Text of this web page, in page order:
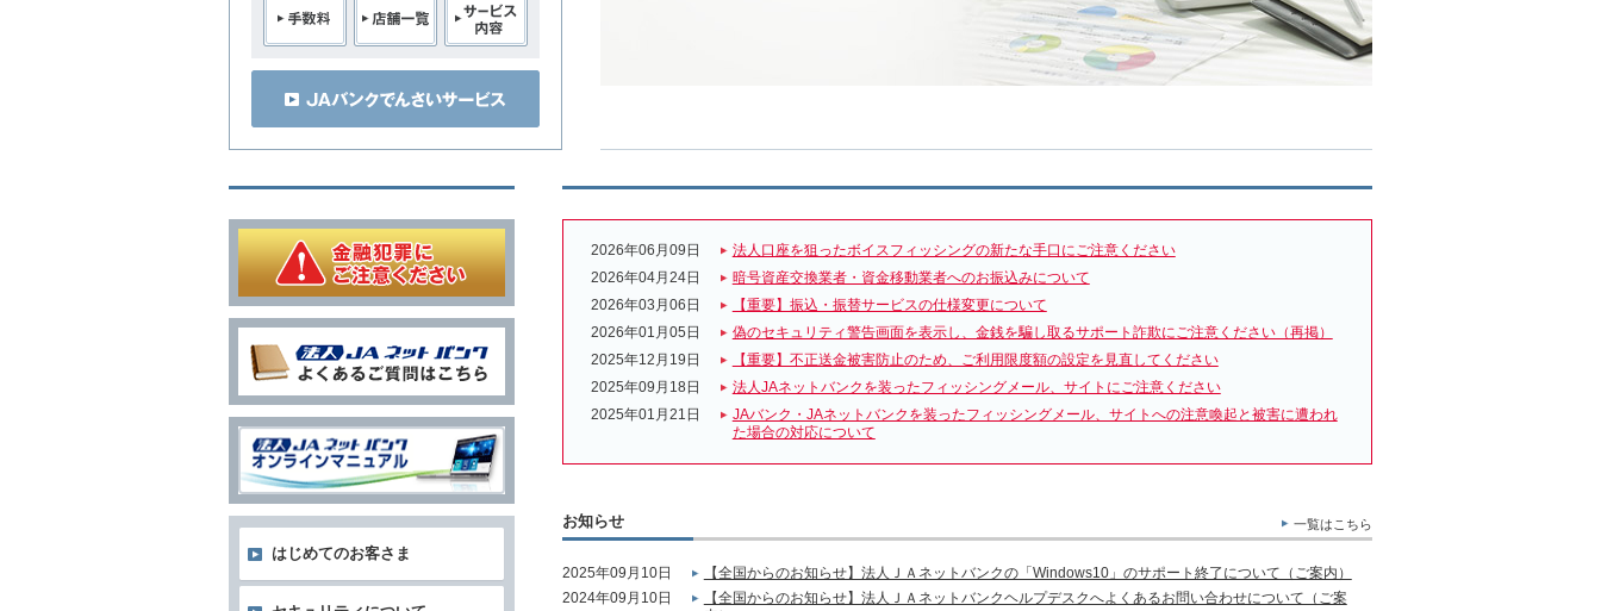
2026年06月09日
法人口座を狙ったボイスフィッシングの新たな手口にご注意ください
2026年04月24日
暗号資産交換業者・資金移動業者へのお振込みについて
2026年03月06日
【重要】振込・振替サービスの仕様変更について
2026年01月05日
偽のセキュリティ警告画面を表示し、金銭を騙し取るサポート詐欺にご注意ください（再掲）
2025年12月19日
【重要】不正送金被害防止のため、ご利用限度額の設定を見直してください
2025年09月18日
法人JAネットバンクを装ったフィッシングメール、サイトにご注意ください
2025年01月21日
JAバンク・JAネットバンクを装ったフィッシングメール、サイトへの注意喚起と被害に遭われ
た場合の対応について
お知らせ 一覧はこちら
2025年09月10日
【全国からのお知らせ】法人ＪＡネットバンクの「Windows10」のサポート終了について（ご案内）
2024年09月10日
【全国からのお知らせ】法人ＪＡネットバンクヘルプデスクへよくあるお問い合わせについて（ご案
はじめてのお客さま